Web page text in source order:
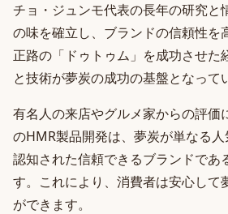
チョ・ジュンモ代表の長年の研究と
の味を確立し、ブランドの信頼性を
正路の「ドゥトゥム」を成功させた
と技術が夢炭の成功の基盤となって
有名人の来店やグルメ家からの評価
のHMR製品開発は、夢炭が単なる人
認知された信頼できるブランドであ
す。これにより、消費者は安心して
ができます。